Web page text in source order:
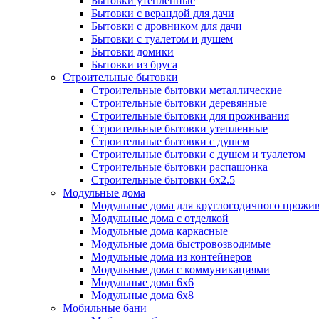
Бытовки с верандой для дачи
Бытовки с дровником для дачи
Бытовки с туалетом и душем
Бытовки домики
Бытовки из бруса
Строительные бытовки
Строительные бытовки металлические
Строительные бытовки деревянные
Строительные бытовки для проживания
Строительные бытовки утепленные
Строительные бытовки с душем
Строительные бытовки с душем и туалетом
Строительные бытовки распашонка
Строительные бытовки 6x2.5
Модульные дома
Модульные дома для круглогодичного
Модульные дома с отделкой
Модульные дома каркасные
Модульные дома быстровозводимые
Модульные дома из контейнеров
Модульные дома с коммуникациями
Модульные дома 6x6
Модульные дома 6x8
Мобильные бани